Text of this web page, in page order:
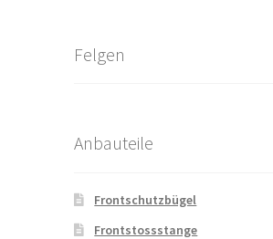
Felgen
Anbauteile
Frontschutzbügel
Frontstossstange